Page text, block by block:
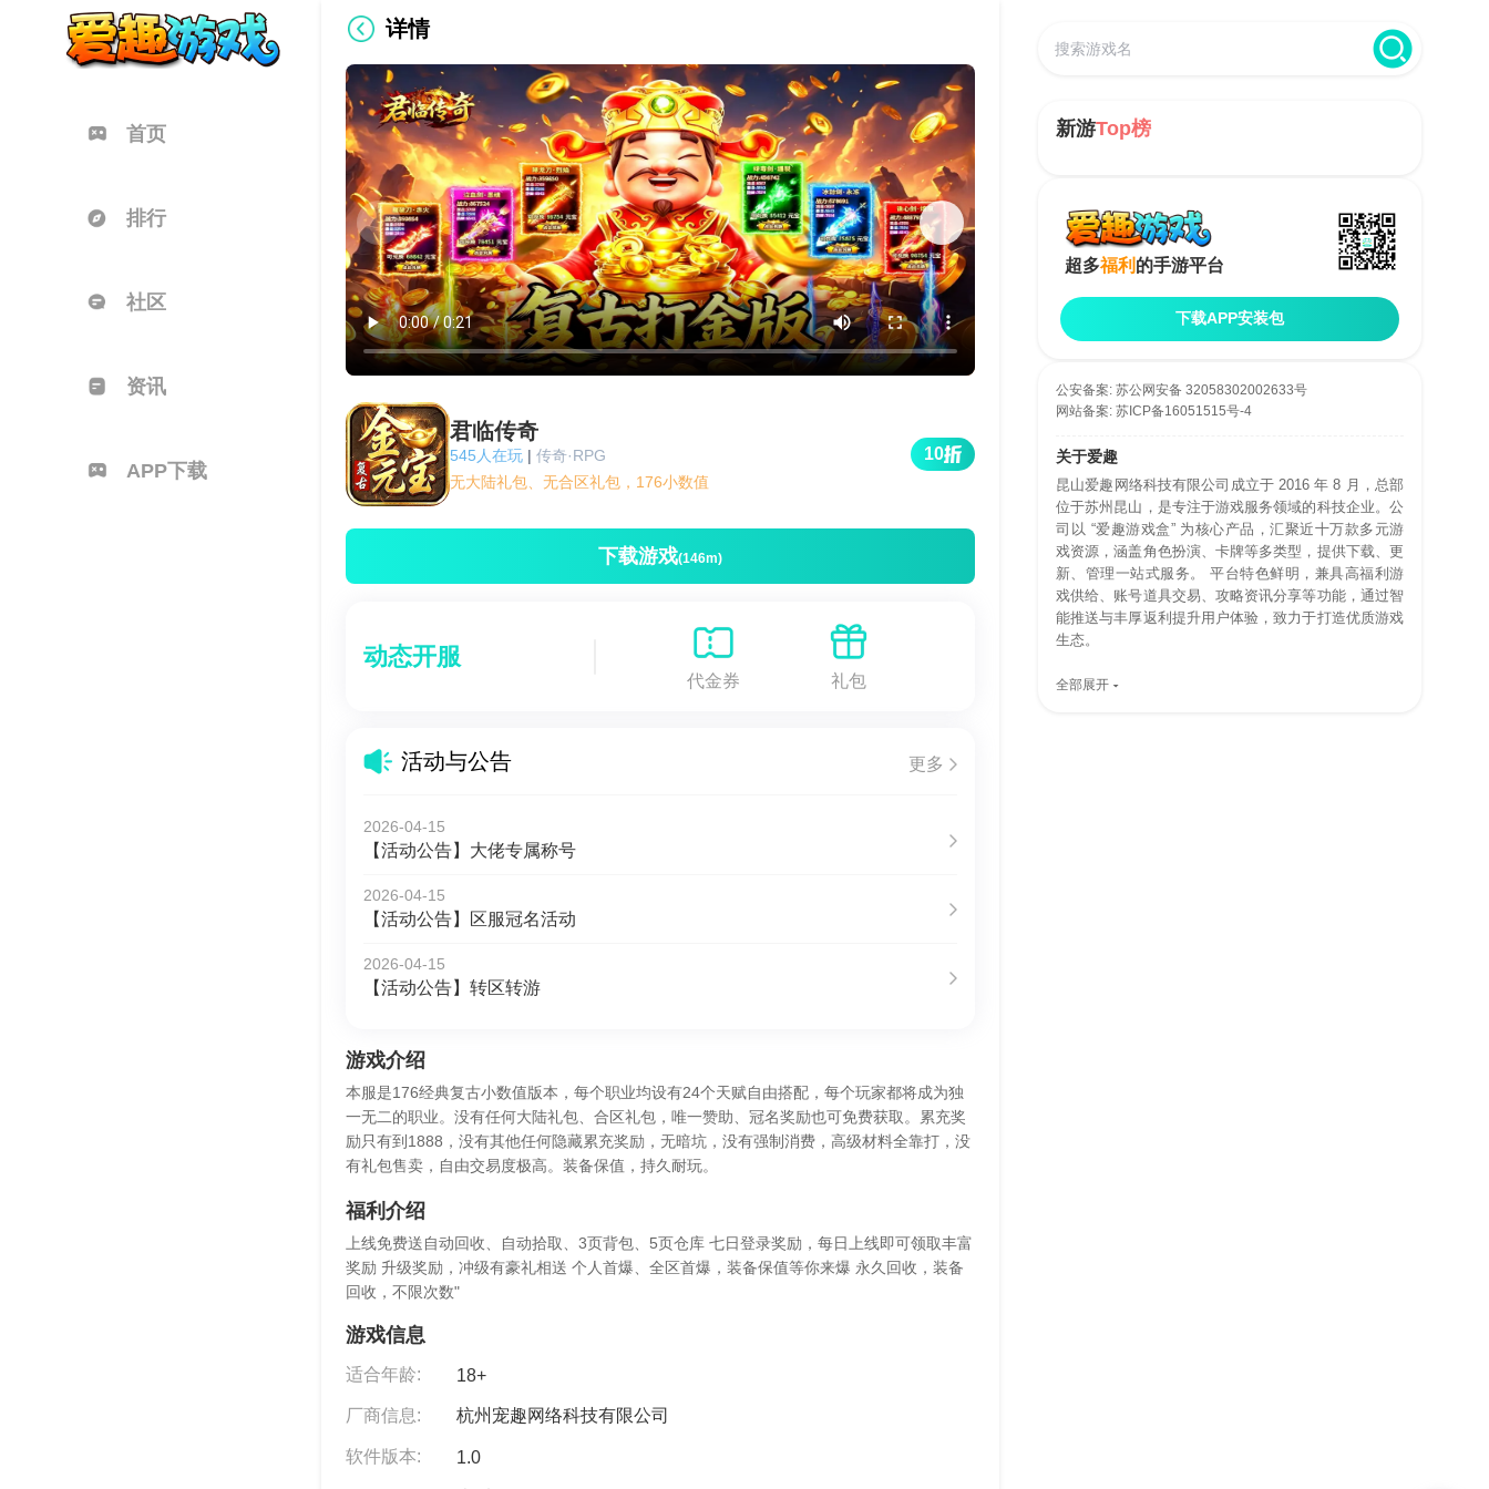
首页
排行
社区
资讯
APP下载
详情
君临传奇
545人在玩 | 传奇·RPG
无大陆礼包、无合区礼包，176小数值
10
下载游戏(146m)
动态开服
代金券 礼包
活动与公告 更多
2026-04-15
【活动公告】大佬专属称号
2026-04-15
【活动公告】区服冠名活动
2026-04-15
【活动公告】转区转游
游戏介绍
本服是176经典复古小数值版本，每个职业均设有24个天赋自由搭配，每个玩家都将成为独
一无二的职业。没有任何大陆礼包、合区礼包，唯一赞助、冠名奖励也可免费获取。累充奖
励只有到1888，没有其他任何隐藏累充奖励，无暗坑，没有强制消费，高级材料全靠打，没
有礼包售卖，自由交易度极高。装备保值，持久耐玩。
福利介绍
上线免费送自动回收、自动拾取、3页背包、5页仓库 七日登录奖励，每日上线即可领取丰富
奖励 升级奖励，冲级有豪礼相送 个人首爆、全区首爆，装备保值等你来爆 永久回收，装备
回收，不限次数"
游戏信息
适合年龄: 18+
厂商信息: 杭州宠趣网络科技有限公司
软件版本: 1.0
新游Top榜
超多福利 的手游平台
下载APP安装包
公安备案: 苏公网安备 32058302002633号
网站备案: 苏ICP备16051515号-4
关于爱趣
昆山爱趣网络科技有限公司成立于 2016 年 8 月，总部
位于苏州昆山，是专注于游戏服务领域的科技企业。公
司以 “爱趣游戏盒” 为核心产品，汇聚近十万款多元游
戏资源，涵盖角色扮演、卡牌等多类型，提供下载、更
新、管理一站式服务。 平台特色鲜明，兼具高福利游
戏供给、账号道具交易、攻略资讯分享等功能，通过智
能推送与丰厚返利提升用户体验，致力于打造优质游戏
生态。
全部展开